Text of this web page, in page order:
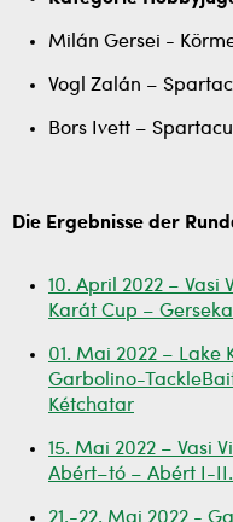
Milán Gersei -
Vogl Zalán –
Bors Ivett –
Die Ergebnisse der
10. April 2022 –
Karát Cup –
01. Mai 2022 – Lake
Garbolino-
Kétchatar
15. Mai 2022 – Vasi
Abért–tó – Abért I-II.